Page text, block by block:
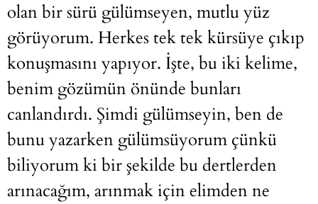
olan bir sürü gülümseyen, mutlu yüz
görüyorum. Herkes tek tek kürsüye çıkıp
konuşmasını yapıyor. İşte, bu iki kelime,
benim gözümün önünde bunları
canlandırdı. Şimdi gülümseyin, ben de
bunu yazarken gülümsüyorum çünkü
biliyorum ki bir şekilde bu dertlerden
arınacağım, arınmak için elimden ne